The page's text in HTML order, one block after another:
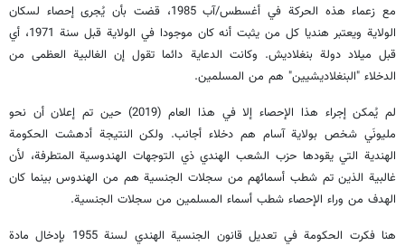
مع زعماء هذه الحركة في أغسطس/آب 1985، قضت بأن يُجرى إحصاء لسكان
الولاية ويعتبر هنديا كل من يثبت أنه كان موجودا في الولاية قبل سنة 1971، أي
قبل ميلاد دولة بنغلاديش. وكانت الدعاية دائما تقول إن الغالبية العظمى من
الدخلاء "البنغلاديشيين" هم من المسلمين.
لم يُمكن إجراء هذا الإحصاء إلا في هذا العام (2019) حين تم إعلان أن نحو
مليونَي شخص بولاية آسام هم دخلاء أجانب. ولكن النتيجة أدهشت الحكومة
الهندية التي يقودها حزب الشعب الهندي ذي التوجهات الهندوسية المتطرفة، لأن
غالبية الذين تم شطب أسمائهم من سجلات الجنسية هم من الهندوس بينما كان
الهدف من وراء الإحصاء شطب أسماء المسلمين من سجلات الجنسية.
هنا فكرت الحكومة في تعديل قانون الجنسية الهندي لسنة 1955 بإدخال مادة